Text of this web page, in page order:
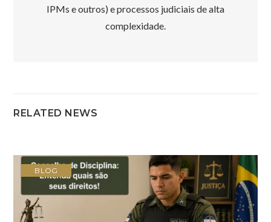
IPMs e outros) e processos judiciais de alta
complexidade.
RELATED NEWS
BLOG